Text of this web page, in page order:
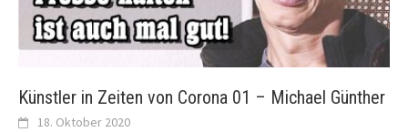
Künstler in Zeiten von Corona 01 – Michael Günther
18. Oktober 2020